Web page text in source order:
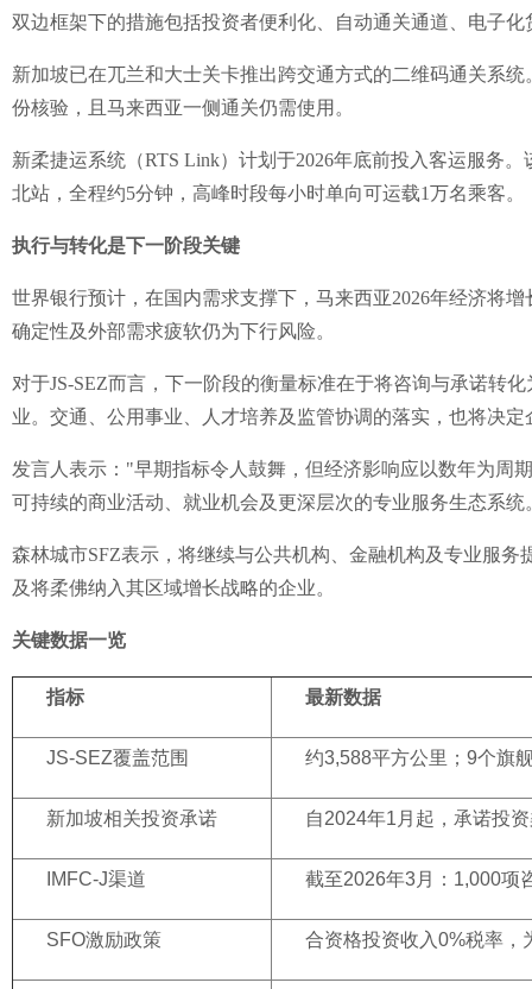
双边框架下的措施包括投资者便利化、自动通关通道、电子
新加坡已在兀兰和大士关卡推出跨交通方式的二维码通关系
份核验，且马来西亚一侧通关仍需使用。
新柔捷运系统（RTS Link）计划于2026年底前投入客运服务
北站，全程约5分钟，高峰时段每小时单向可运载1万名乘客。
执行与转化是下一阶段关键
世界银行预计，在国内需求支撑下，马来西亚2026年经济将
确定性及外部需求疲软仍为下行风险。
对于JS-SEZ而言，下一阶段的衡量标准在于将咨询与承诺转
业。交通、公用事业、人才培养及监管协调的落实，也将决
发言人表示："早期指标令人鼓舞，但经济影响应以数年为周
可持续的商业活动、就业机会及更深层次的专业服务生态系统
森林城市SFZ表示，将继续与公共机构、金融机构及专业服
及将柔佛纳入其区域增长战略的企业。
关键数据一览
指标 最新数据
JS-SEZ覆盖范围 约3,588平方公里；9个旗
新加坡相关投资承诺 自2024年1月起，承诺投
IMFC-J渠道 截至2026年3月：1,000项
SFO激励政策 合资格投资收入0%税率，